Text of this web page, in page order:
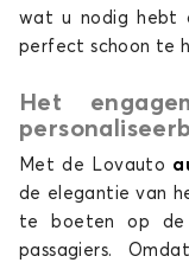
wat u nodig hebt
perfect schoon te
Het
Met de Lovauto
de elegantie van
te boeten op de
passagiers.